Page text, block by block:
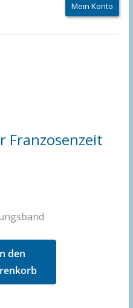
Mein Konto
Franzosenzeit
den